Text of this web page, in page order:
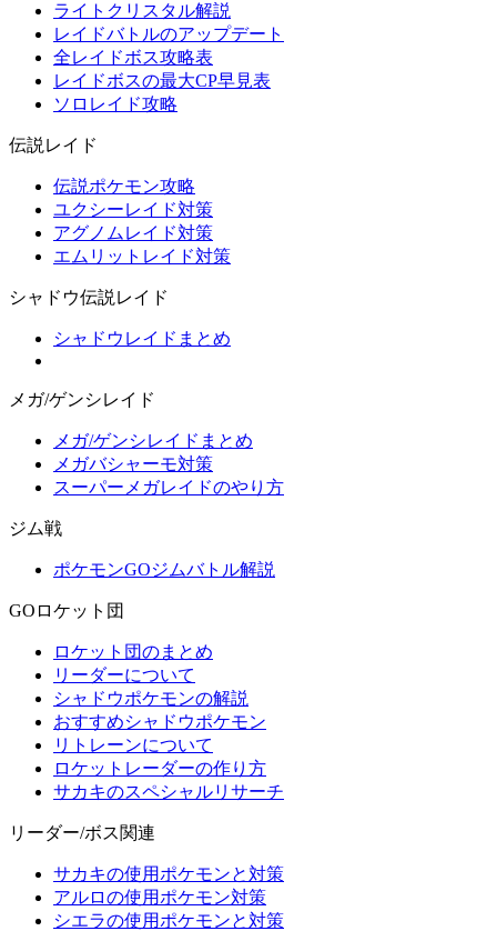
ライトクリスタル解説
レイドバトルのアップデート
全レイドボス攻略表
レイドボスの最大CP早見表
ソロレイド攻略
伝説レイド
伝説ポケモン攻略
ユクシーレイド対策
アグノムレイド対策
エムリットレイド対策
シャドウ伝説レイド
シャドウレイドまとめ
メガ/ゲンシレイド
メガ/ゲンシレイドまとめ
メガバシャーモ対策
スーパーメガレイドのやり方
ジム戦
ポケモンGOジムバトル解説
GOロケット団
ロケット団のまとめ
リーダーについて
シャドウポケモンの解説
おすすめシャドウポケモン
リトレーンについて
ロケットレーダーの作り方
サカキのスペシャルリサーチ
リーダー/ボス関連
サカキの使用ポケモンと対策
アルロの使用ポケモン対策
シエラの使用ポケモンと対策